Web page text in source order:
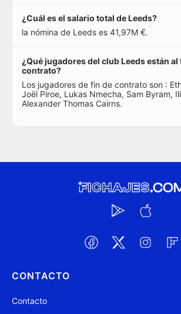
¿Cuál es el salario total de Leeds?
la nómina de Leeds es 41,97M €.
¿Qué jugadores del club Leeds están al
contrato?
Los jugadores de fin de contrato son :
Joël Piroe, Lukas Nmecha, Sam Byram,
Alexander Thomas Cairns.
CONTACTO
Contacto